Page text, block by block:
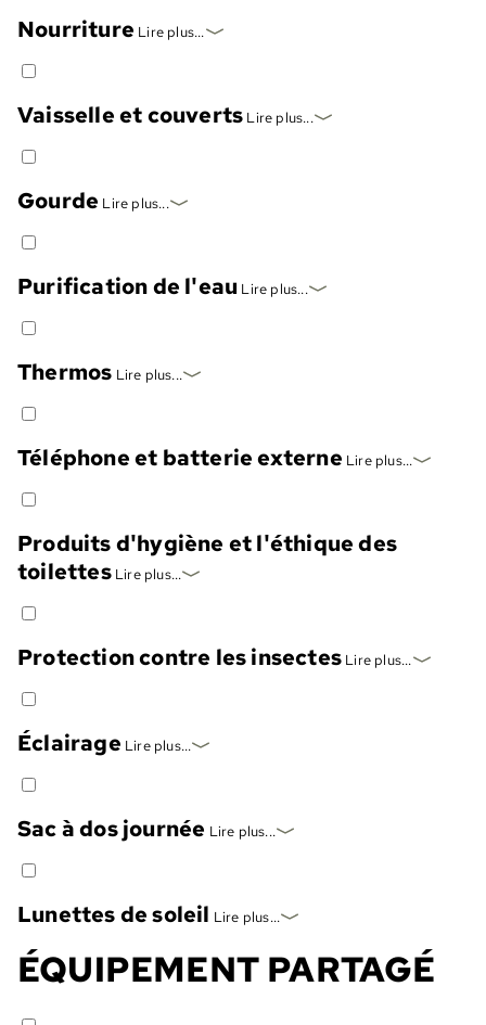
Nourriture Lire plus...
Vaisselle et couverts Lire plus...
Gourde Lire plus...
Purification de l'eau Lire plus...
Thermos Lire plus...
Téléphone et batterie externe Lire plus...
Produits d'hygiène et l'éthique des
toilettesLire plus...
Protection contre les insectes Lire plus...
Éclairage Lire plus...
Sac à dos journée Lire plus...
Lunettes de soleil Lire plus...
ÉQUIPEMENT PARTAGÉ